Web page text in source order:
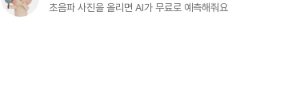
초음파 사진을 올리면 AI가 무료로 예측해줘요